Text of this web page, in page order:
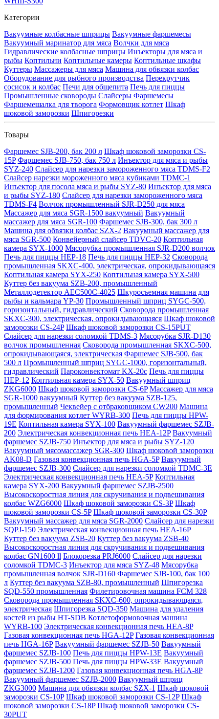
Категории
Вакуумные колбасные шприцы Вакуумные фаршемесы
Вакуумный маринатор для мяса Волчки для мяса
Гидравлические колбасные шприцы Инъекторы для мяса и
рыбы Коптильни Коптильные камеры Коптильные шкафы
Куттеры Массажеры для мяса Машина для обвязки колбас
Оборудование для рыбного производства Перекрутчик
сосисок и колбас Печи для общепита Печь для пиццы
Промышленные сковороды Слайсеры Фаршемесы
Фаршемешалка для творога Формовщик котлет Шкаф
шоковой заморозки Шпигорезки
Товары
Фаршемес SJB-200, бак 200 л Шкаф шоковой заморозки CS-
15P Фаршемес SJB-750, бак 750 л Инъектор для мяса и рыбы
SYZ-240 Слайсер для нарезки замороженного мяса TDMS-F2
Слайсер нарезки мороженного мяса кубиками TDMC-1
Инъектор для посола мяса и рыбы SYZ-80 Инъектор для мяса
и рыбы SYZ-180 Слайсер для нарезки замороженного мяса
TDMS-F4 Волчок промышленный SJR-D250 для мяса
Массажер для мяса SGR-1500 вакуумный Вакуумный
массажер для мяса SGR-100 Фаршемес SJB-300, бак 300 л
Машина для обвязки колбас SZX-2 Вакуумный массажер для
мяса SGR-500 Конвейерный слайсер TDVC-20 Коптильная
камера SYX-1000 Мясорубка промышленная SJR-D200 волчок
Печь для пиццы HEP-18 Печь для пиццы HEP-32 Сковорода
промышленная SKXC-400, электрическая, опрокидывающаяся
Коптильная камера SYX-250 Коптильная камера SYX-500
Куттер без вакуума SZB-200, промышленный
Металлодетектор AEC500C-4025 Шкуросъемная машина для
рыбы и кальмара YP-30 Промышленный шприц SYGC-500,
горизонтальный, гидравлический Сковорода промышленная
SKXC-300, электрическая, опрокидывающаяся Шкаф шоковой
заморозки CS-24P Шкаф шоковой заморозки CS-15PUT
Слайсер для нарезки соломкой TDMS-3 Мясорубка SJR-D130
волчок промышленная Сковорода промышленная SKXC-500,
опрокидывающаяся, электрическая Фаршемес SJB-500, бак
500 л Промышленный шприц SYGC-1000, горизонтальный,
гидравлический Пароконвектомат KX-20c Печь для пиццы
HEP-12 Коптильная камера SYX-50 Вакуумный шприц
ZKG6000 Шкаф шоковой заморозки CS-6P Массажер для мяса
SGR-1000 вакуумный Куттер без вакуума SZB-125,
промышленный Чеквейер с отбраковщиком CW200 Машина
для формирования котлет WYRB-300 Печь для пиццы HPW-
19E Коптильная камера SYX-100 Вакуумный фаршемес SZJB-
200 Электрическая конвекционная печь HEA-12P Вакуумный
фаршемес SZJB-750 Инъектор для мяса и рыбы SYZ-120
Вакуумный мясомассажер SGR-300 Шкаф шоковой заморозки
AK08-D Газовая конвекционная печь HGA-5P Вакуумный
фаршемес SZJB-300 Слайсер для нарезки соломкой TDMC-3E
Электрическая конвекционная печь HEA-5P Коптильная
камера SYX-200 Вакуумный фаршемес SZJB-2500
Высокоскоростная линия для скручивания и подвешивания
колбас WZG6000 Шкаф шоковой заморозки CS-3P Шкаф
шоковой заморозки CS-5P Шкаф шоковой заморозки CS-30P
Вакуумный массажер для мяса SGR-2000 Слайсер для нарезки
SQPJ-150 Электрическая конвекционная печь HEA-16P
Куттер без вакуума ZSB-20 Куттер без вакуума ZSB-40
Высокоскоростная линия для скручивания и подвешивания
колбас GN1600 ll Блокорезка PRJ6000 Слайсер для нарезки
соломкой TDMC-3 Инъектор для мяса SYZ-48 Мясорубка
промышленная волчок SJR-D160 Фаршемес SJB-100, бак 100
л Куттер без вакуума SZB-80, промышленный Шпигорезка
SQD-550 промышленная Филетировочная машина FCM 328
Сковорода промышленная SKXC-600, опрокидывающаяся,
электрическая Шпигорезка SQD-350 Машина для удаления
костей из рыбы HT-SDB Котлетоформовочная машина
WYRB-100 Электрическая конвекционная печь HEA-8P
Газовая конвекционная печь HGA-12P Газовая конвекционная
печь HGA-16P Вакуумный фаршемес SZJB-50 Вакуумный
фаршемес SZJB-100 Печь для пиццы HPW-13E Вакуумный
фаршемес SZJB-500 Печь для пиццы HPW-33E Вакуумный
фаршемес SZJB-1200 Газовая конвекционная печь HGA-8P
Вакуумный фаршемес SZJB-2000 Вакуумный шприц
ZKG3000 Машина для обвязки колбас SZX-1 Шкаф шоковой
заморозки CS-10P Шкаф шоковой заморозки CS-12P Шкаф
шоковой заморозки CS-18P Шкаф шоковой заморозки CS-
30PUT